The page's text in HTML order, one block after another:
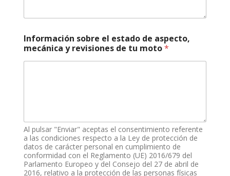
t
Información sobre el estado de aspecto,
mecánica y revisiones de tu moto*
Al pulsar "Enviar" aceptas el consentimiento referente
a las condiciones respecto a la Ley de protección de
datos de carácter personal en cumplimiento de
conformidad con el Reglamento (UE) 2016/679 del
Parlamento Europeo y del Consejo del 27 de abril de
2016, relativo a la protección de las personas físicas